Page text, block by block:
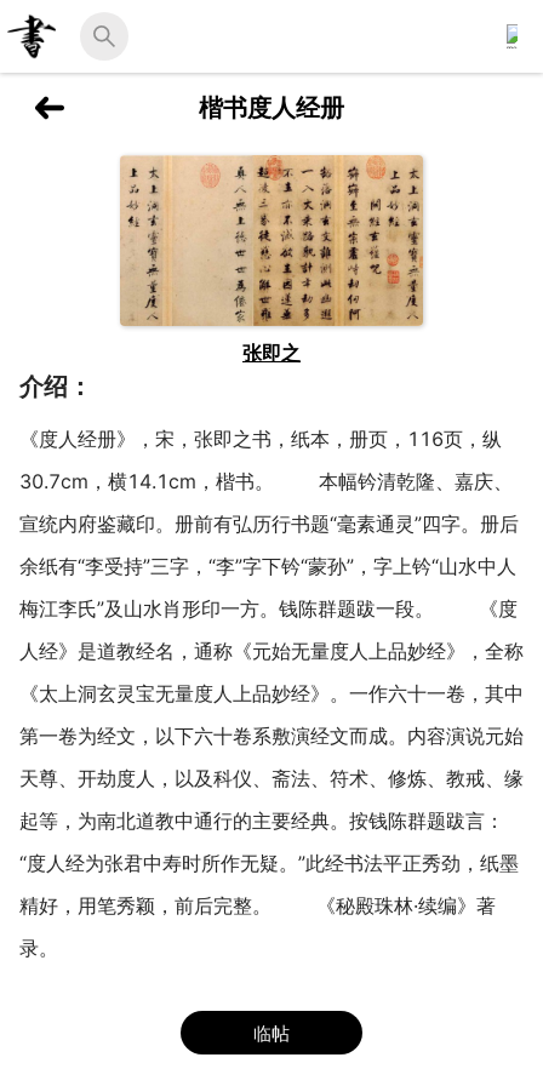
楷书度人经册
张即之
介绍：
《度人经册》，宋，张即之书，纸本，册页，116页，纵
30.7cm，横14.1cm，楷书。 本幅钤清乾隆、嘉庆、
宣统内府鉴藏印。册前有弘历行书题“毫素通灵”四字。册后
余纸有“李受持”三字，“李”字下钤“蒙孙”，字上钤“山水中人
梅江李氏”及山水肖形印一方。钱陈群题跋一段。 《度
人经》是道教经名，通称《元始无量度人上品妙经》，全称
《太上洞玄灵宝无量度人上品妙经》。一作六十一卷，其中
第一卷为经文，以下六十卷系敷演经文而成。内容演说元始
天尊、开劫度人，以及科仪、斋法、符术、修炼、教戒、缘
起等，为南北道教中通行的主要经典。按钱陈群题跋言：
“度人经为张君中寿时所作无疑。”此经书法平正秀劲，纸墨
精好，用笔秀颖，前后完整。 《秘殿珠林·续编》著
录。
临帖